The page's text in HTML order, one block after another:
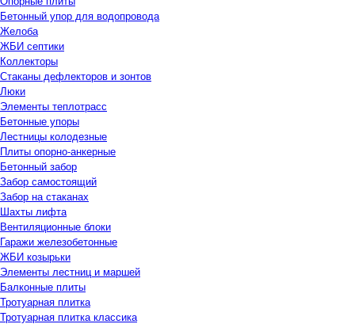
Бетонный упор для водопровода
Желоба
ЖБИ септики
Коллекторы
Стаканы дефлекторов и зонтов
Люки
Элементы теплотрасс
Бетонные упоры
Лестницы колодезные
Плиты опорно-анкерные
Бетонный забор
Забор самостоящий
Забор на стаканах
Шахты лифта
Вентиляционные блоки
Гаражи железобетонные
ЖБИ козырьки
Элементы лестниц и маршей
Балконные плиты
Тротуарная плитка
Тротуарная плитка классика